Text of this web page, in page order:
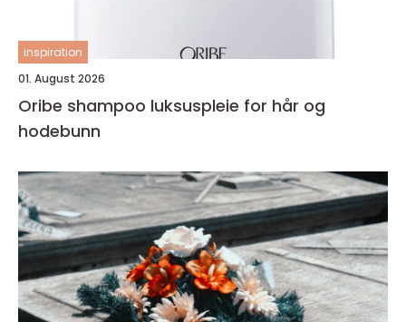
inspiration
01. August 2026
Oribe shampoo luksuspleie for hår og
hodebunn